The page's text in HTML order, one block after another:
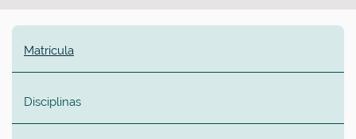
Matrícula
Disciplinas